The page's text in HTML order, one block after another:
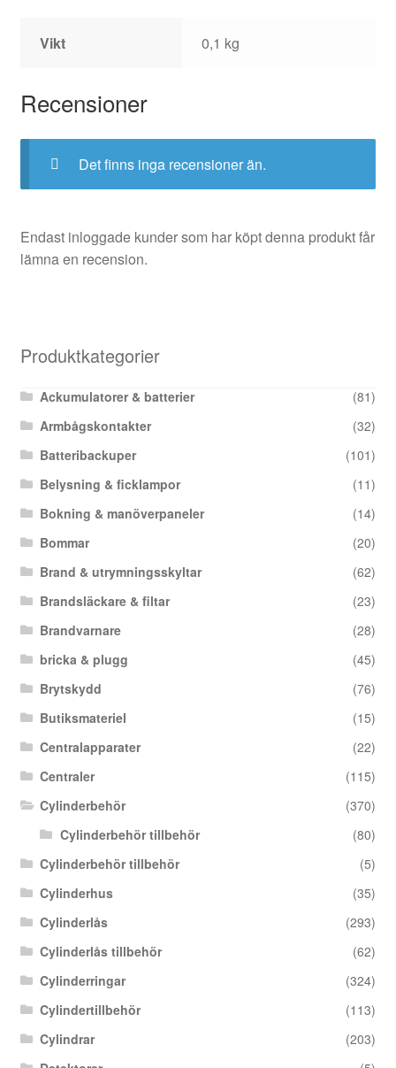
Vikt 0,1 kg
Recensioner
Det finns inga recensioner än.
Endast inloggade kunder som har köpt denna produkt får
lämna en recension.
Produktkategorier
Ackumulatorer & batterier
(81)
Armbågskontakter
(32)
Batteribackuper
(101)
Belysning & ficklampor
(11)
Bokning & manöverpaneler
(14)
Bommar
(20)
Brand & utrymningsskyltar
(62)
Brandsläckare & filtar
(23)
Brandvarnare
(28)
bricka & plugg
(45)
Brytskydd
(76)
Butiksmateriel
(15)
Centralapparater
(22)
Centraler
(115)
Cylinderbehör
(370)
Cylinderbehör tillbehör
(80)
Cylinderbehör tillbehör
(5)
Cylinderhus
(35)
Cylinderlås
(293)
Cylinderlås tillbehör
(62)
Cylinderringar
(324)
Cylindertillbehör
(113)
Cylindrar
(203)